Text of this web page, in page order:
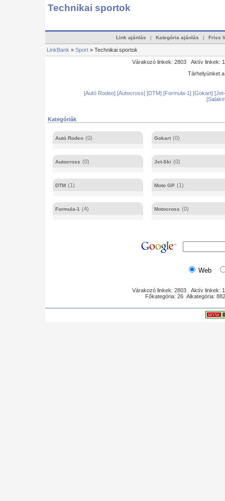
Technikai sportok
Link ajánlás | Kategória ajánlás | Friss
LinkBank » Sport » Technikai sportok
Várakozó linkek: 2803 Aktív linkek:
Tárhelyünket
[Autó Rodeo] [Autocross] [DTM] [Formula-1] [Gokart]
Kategóriák
Autó Rodeo (0)
Autocross (0)
DTM (1)
Formula-1 (4)
Gokart (0)
Jet-Ski (0)
Moto GP (1)
Motocross (0)
Web
Várakozó linkek: 2803 Aktív linkek:
Főkategória: 26 Alkategória: